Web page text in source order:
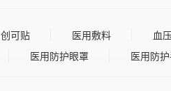
创可贴 医用敷料
血
医用防护眼罩 医用防